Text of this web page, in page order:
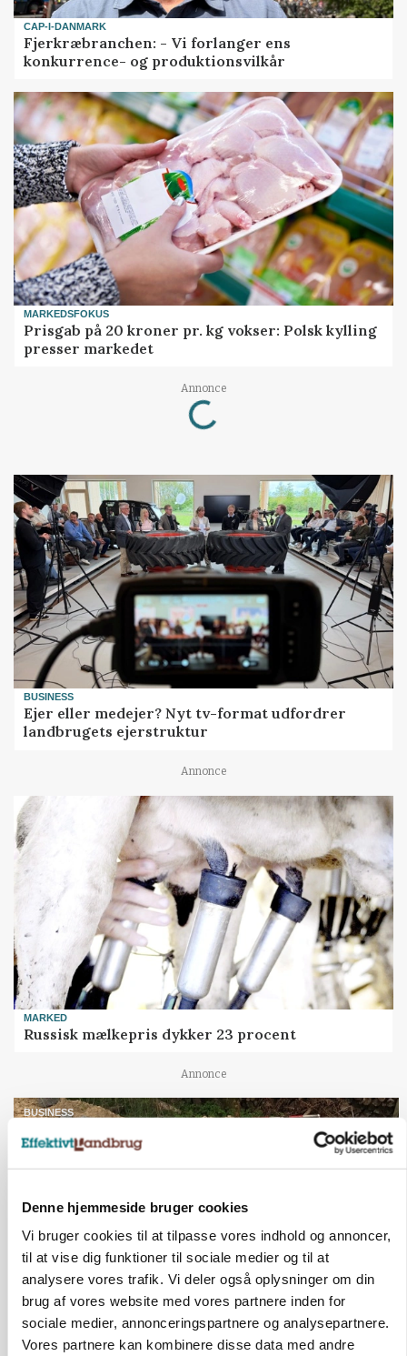
Denne hjemmeside bruger cookies
Vi bruger cookies til at tilpasse vores indhold og annoncer,
til at vise dig funktioner til sociale medier og til at
analysere vores trafik. Vi deler også oplysninger om din
brug af vores website med vores partnere inden for
sociale medier, annonceringspartnere og analysepartnere.
Vores partnere kan kombinere disse data med andre
CAP-I-DANMARK
Fjerkræbranchen: - Vi forlanger ens
konkurrence- og produktionsvilkår
MARKEDSFOKUS
Prisgab på 20 kroner pr. kg vokser: Polsk kylling
presser markedet
Annonce
Loading...
BUSINESS
Ejer eller medejer? Nyt tv-format udfordrer
landbrugets ejerstruktur
Annonce
MARKED
Russisk mælkepris dykker 23 procent
Annonce
BUSINESS
Fra mark til mur: Byggeriet kan åbne nyt
marked for biokul
Loading...